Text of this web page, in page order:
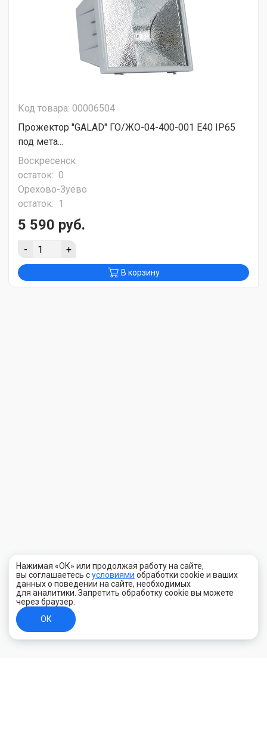
Код товара: 00006504
Прожектор "GALAD" ГО/ЖО-04-400-001 E40 IP65
под мета...
Воскресенск
остаток: 0
Орехово-Зуево
остаток: 1
5 590 руб.
- +
В корзину
Нажимая «ОК» или продолжая работу на сайте,
вы соглашаетесь сусловиями обработки cookie и ваших
данных о поведении на сайте, необходимых
для аналитики. Запретить обработку cookie вы можете
через браузер.
ОК